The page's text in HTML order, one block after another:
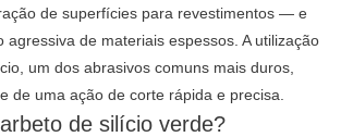
de superfícies para revestimentos — e
agressiva de materiais espessos. A utilização
um dos abrasivos comuns mais duros,
de uma ação de corte rápida e precisa.
de silício verde?